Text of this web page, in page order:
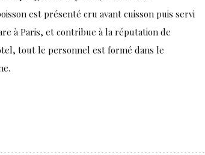
est présenté cru avant cuisson puis servi
à Paris, et contribue à la réputation de
tout le personnel est formé dans le